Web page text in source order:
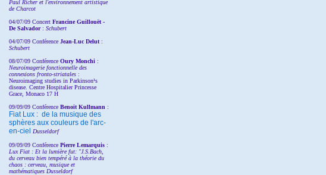
Paul Richer et l'environnement artistique
de Charcot
04/07/09 Concert Francine Guillouët -
De Salvador : Schubert
04/07/09 Conférence Jean-Luc Delut :
Schubert
08/07/09 Conférence Oury Monchi :
Neuroimagerie fonctionnelle des
connexions fronto-striatales :
Neuroimaging studies in Parkinson¹s
disease. Centre Hospitalier Princesse
Grace, Monaco 17 H
09/09/09 Conférence Benoit Kullmann :
Fiat Lux : de la musique des
sphères aux couleurs de l'arc-
en-ciel
Dusseldorf
09/09/09 Conférence Pierre Lemarquis :
Lux Fiat : Et la lumière fut: "J.S.Bach,
du cerveau bien tempéré à la théorie du
chaos : cerveau, musique et
mathématiques Dusseldorf